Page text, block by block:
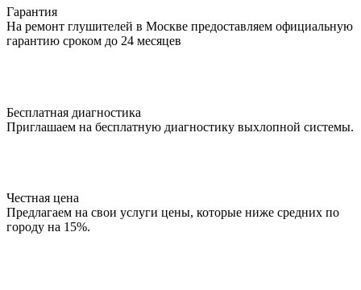
Гарантия
На ремонт глушителей в Москве предоставляем официальную
гарантию сроком до 24 месяцев
Бесплатная диагностика
Приглашаем на бесплатную диагностику выхлопной системы.
Честная цена
Предлагаем на свои услуги цены, которые ниже средних по
городу на 15%.